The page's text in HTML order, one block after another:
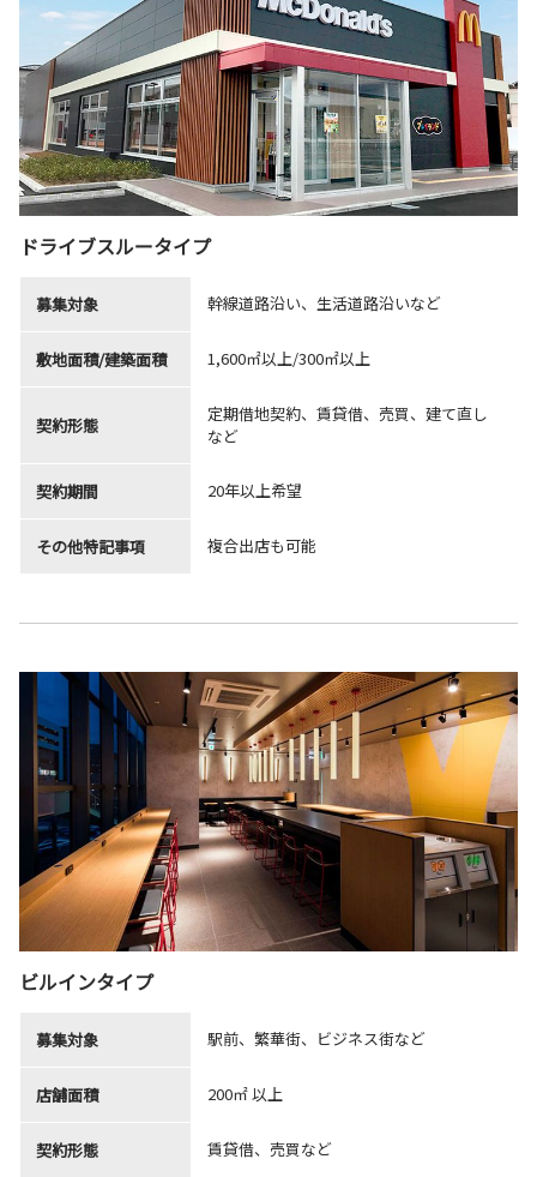
ドライブスルータイプ
募集対象 幹線道路沿い、生活道路沿いなど
敷地面積/建築面積 1,600㎡以上/300㎡以上
契約形態
定期借地契約、賃貸借、売買、建て直し
など
契約期間 20年以上希望
その他特記事項 複合出店も可能
ビルインタイプ
募集対象 駅前、繁華街、ビジネス街など
店舗面積 200㎡ 以上
契約形態 賃貸借、売買など